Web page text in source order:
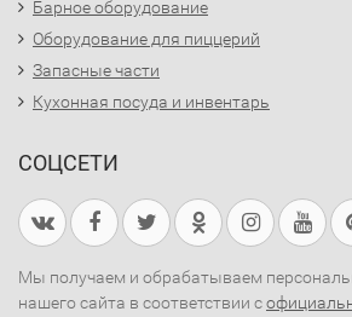
Барное оборудование
Оборудование для пиццерий
Запасные части
Кухонная посуда и инвентарь
СОЦСЕТИ
Мы получаем и обрабатываем
нашего сайта в соответствии с